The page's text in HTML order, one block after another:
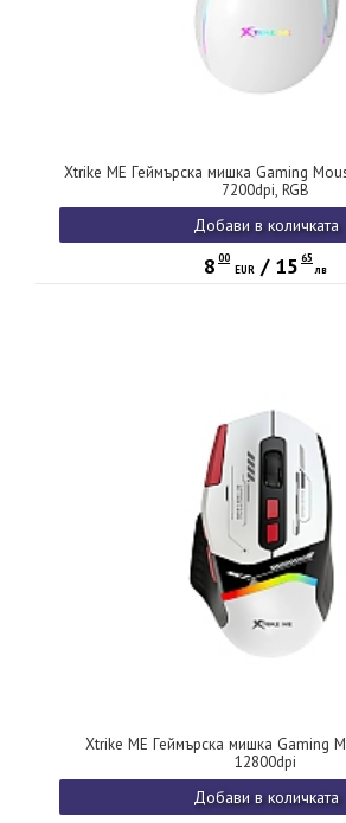
Xtrike ME Геймърска мишка Gaming
7200dpi, RGB
Добави в количката
8 00
EUR / 15 65
лв
Xtrike ME Геймърска мишка Gaming
12800dpi
Добави в количката